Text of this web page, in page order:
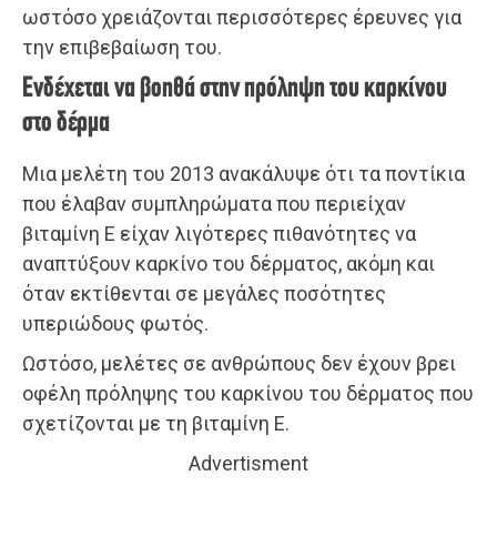
ωστόσο χρειάζονται περισσότερες έρευνες για
την επιβεβαίωση του.
Ενδέχεται να βοηθά στην πρόληψη του καρκίνου
στο δέρμα
Μια μελέτη του 2013 ανακάλυψε ότι τα ποντίκια
που έλαβαν συμπληρώματα που περιείχαν
βιταμίνη Ε είχαν λιγότερες πιθανότητες να
αναπτύξουν καρκίνο του δέρματος, ακόμη και
όταν εκτίθενται σε μεγάλες ποσότητες
υπεριώδους φωτός.
Ωστόσο, μελέτες σε ανθρώπους δεν έχουν βρει
οφέλη πρόληψης του καρκίνου του δέρματος που
σχετίζονται με τη βιταμίνη Ε.
Advertisment